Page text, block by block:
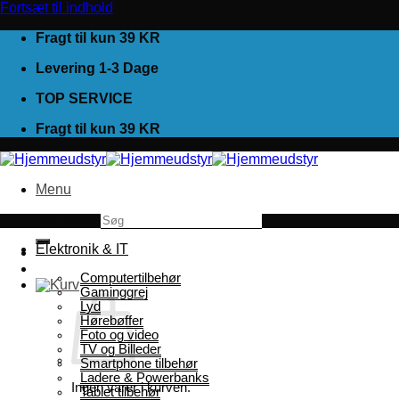
Fortsæt til indhold
Fragt til kun 39 KR
Levering 1-3 Dage
TOP SERVICE
Fragt til kun 39 KR
Menu
Ingen varer i kurven.
Elektronik & IT
Computertilbehør
Gaminggrej
Lyd
Hørebøffer
Foto og video
TV og Billeder
Smartphone tilbehør
Ladere & Powerbanks
Tablet tilbehør